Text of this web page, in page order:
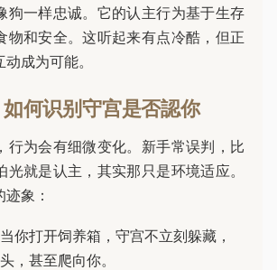
狗一样忠诚。它的认主行为基于生存
物和安全。这听起来有点冷酷，但正
成为可能。
何识别守宫是否認你
行为会有细微变化。新手常误判，比
光就是认主，其实那只是环境适应。
象：
当你打开饲养箱，守宫不立刻躲藏，
，甚至爬向你。